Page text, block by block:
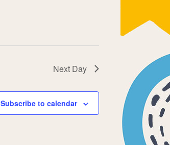
Next Day
Subscribe to calendar